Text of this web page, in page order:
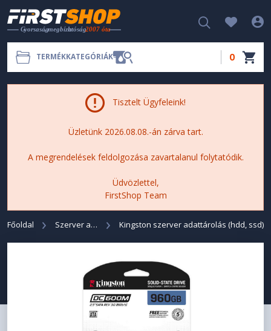
TERMÉKKATEGÓRIÁK 0
Tisztelt Ügyfeleink!
Üzletünk 2026.08.08.-án zárva tart.
A megrendelések feldolgozása zavartalanul folytatódik.
Üdvözlettel,
FirstShop Team
Főoldal Szerver adattárolás (HDD, SSD) Kingston szerver adattárolás (hdd, ssd)